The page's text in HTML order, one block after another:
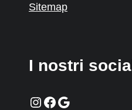
Sitemap
I nostri social
Instagram
Facebook
Google